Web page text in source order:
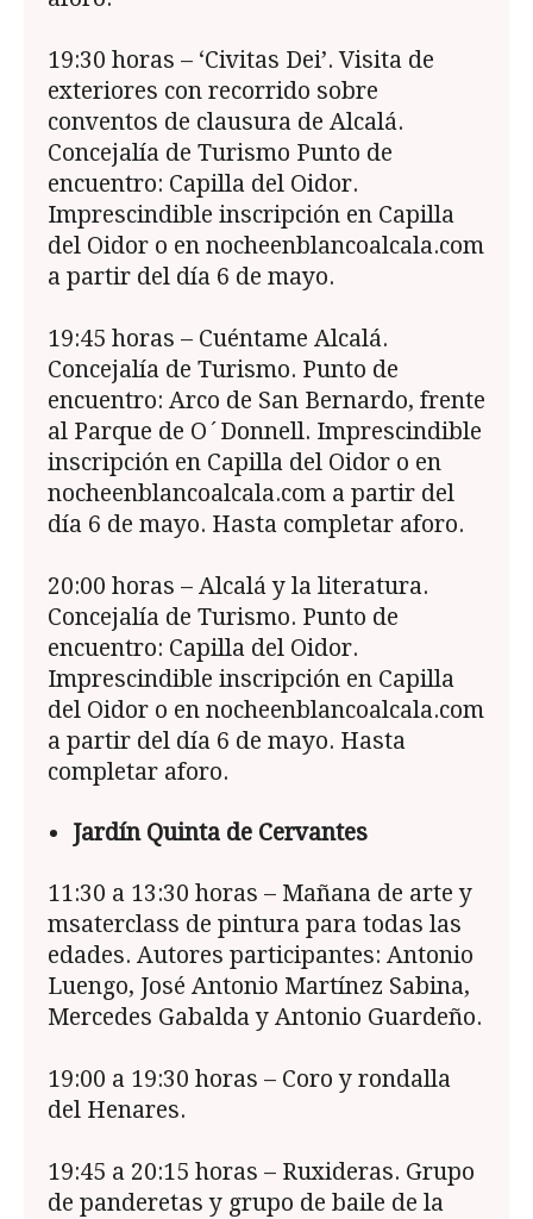
19:30 horas – ‘Civitas Dei’. Visita de
exteriores con recorrido sobre
conventos de clausura de Alcalá.
Concejalía de Turismo Punto de
encuentro: Capilla del Oidor.
Imprescindible inscripción en Capilla
del Oidor o en nocheenblancoalcala.com
a partir del día 6 de mayo.
19:45 horas – Cuéntame Alcalá.
Concejalía de Turismo. Punto de
encuentro: Arco de San Bernardo, frente
al Parque de O´Donnell. Imprescindible
inscripción en Capilla del Oidor o en
nocheenblancoalcala.com a partir del
día 6 de mayo. Hasta completar aforo.
20:00 horas – Alcalá y la literatura.
Concejalía de Turismo. Punto de
encuentro: Capilla del Oidor.
Imprescindible inscripción en Capilla
del Oidor o en nocheenblancoalcala.com
a partir del día 6 de mayo. Hasta
completar aforo.
Jardín Quinta de Cervantes
11:30 a 13:30 horas – Mañana de arte y
msaterclass de pintura para todas las
edades. Autores participantes: Antonio
Luengo, José Antonio Martínez Sabina,
Mercedes Gabalda y Antonio Guardeño.
19:00 a 19:30 horas – Coro y rondalla
del Henares.
19:45 a 20:15 horas – Ruxideras. Grupo
de panderetas y grupo de baile de la